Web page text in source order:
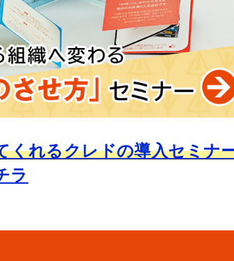
くれるクレドの導入セミナ
ラ